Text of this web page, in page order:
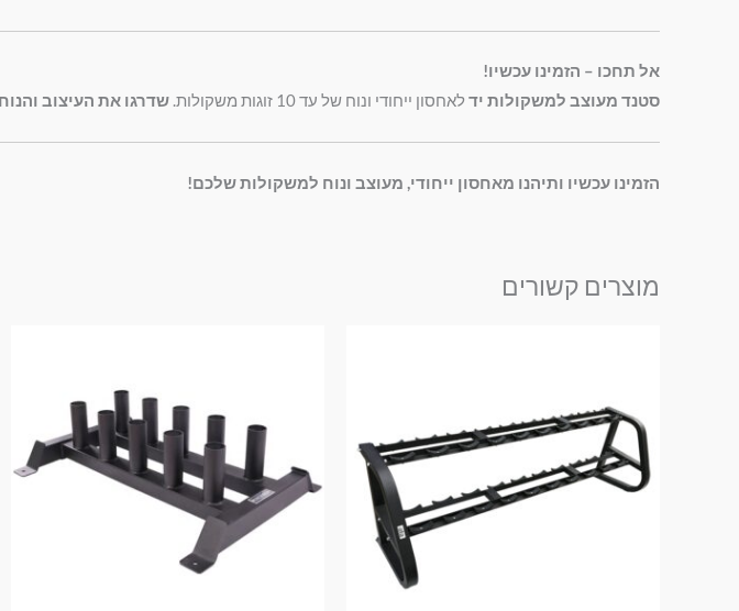
אל תחכו – הזמינו עכשיו!
סטנד מעוצב למשקולות ידלאחסון ייחודי ונוח של עד 10 זוגות משקולות. שדרגו את העיצוב
הזמינו עכשיו ותיהנו מאחסון ייחודי, מעוצב ונוח למשקולות שלכם!
מוצרים קשורים